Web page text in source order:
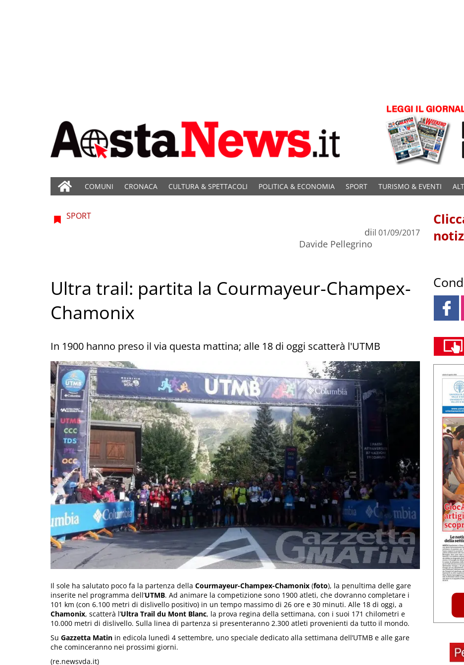
COMUNI CRONACA CULTURA & SPETTACOLI POLITICA & ECONOMIA SPORT TURISMO & EVENTI
SPORT
di
Davide Pellegrino
il 01/09/2017
Ultra trail: partita la Courmayeur-Champex-
Chamonix
In 1900 hanno preso il via questa mattina; alle 18 di oggi scatterà l'UTMB
Il sole ha salutato poco fa la partenza della Courmayeur-Champex-Chamonix (foto), la penultima delle gare
inserite nel programma dell’UTMB. Ad animare la competizione sono 1900 atleti, che dovranno completare i
101 km (con 6.100 metri di dislivello positivo) in un tempo massimo di 26 ore e 30 minuti. Alle 18 di oggi, a
Chamonix, scatterà l’Ultra Trail du Mont Blanc, la prova regina della settimana, con i suoi 171 chilometri e
10.000 metri di dislivello. Sulla linea di partenza si presenteranno 2.300 atleti provenienti da tutto il mondo.
Su Gazzetta Matin in edicola lunedì 4 settembre, uno speciale dedicato alla settimana dell’UTMB e alle gare
che cominceranno nei prossimi giorni.
(re.newsvda.it)